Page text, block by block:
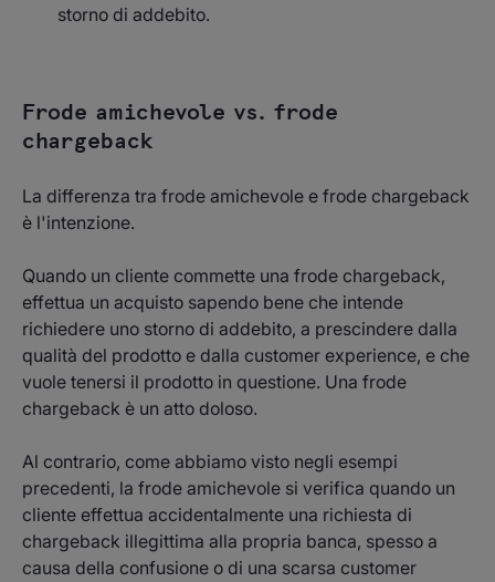
storno di addebito.
Frode amichevole vs. frode
chargeback
La differenza tra frode amichevole e frode chargeback
è l'intenzione.
Quando un cliente commette una frode chargeback,
effettua un acquisto sapendo bene che intende
richiedere uno storno di addebito, a prescindere dalla
qualità del prodotto e dalla customer experience, e che
vuole tenersi il prodotto in questione. Una frode
chargeback è un atto doloso.
Al contrario, come abbiamo visto negli esempi
precedenti, la frode amichevole si verifica quando un
cliente effettua accidentalmente una richiesta di
chargeback illegittima alla propria banca, spesso a
causa della confusione o di una scarsa customer